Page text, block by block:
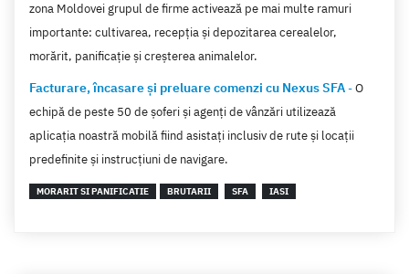
zona Moldovei grupul de firme activează pe mai multe ramuri
importante: cultivarea, recepţia și depozitarea cerealelor,
morărit, panificaţie și creșterea animalelor.
Facturare, încasare și preluare comenzi cu Nexus SFA-O
echipă de peste 50 de şoferi și agenți de vânzări utilizează
aplicaţia noastră mobilă fiind asistaţi inclusiv de rute şi locaţii
predefinite şi instrucţiuni de navigare.
MORARIT SI PANIFICATIE BRUTARII SFA IASI